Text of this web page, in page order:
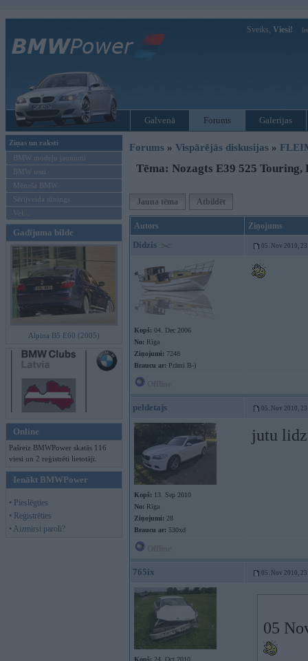
Sveiks, Viesi!
Galvenā Forums Galerijas
Ziņas un raksti
BMW modeļu jaunumi
BMW testi
Mēneša BMW
Sērijveida tūnings
Vel...
Gadījuma bilde
Alpina B5 E60 (2005)
Online
Pašreiz BMWPower skatās 116
viesi un 2 reģistrēti lietotāji.
Ienākt BMWPower
• Pieslēgties
• Reģistrēties
• Aizmirsi paroli?
Forums » Vispārējās diskusijas »
Tēma: Nozagts E39 525 Touring,
Jauna tēma Atbildēt
Autors Ziņojums
Didzis 05. Nov 2010,
Kopš: 04. Dec 2006
No: Rīga
Ziņojumi: 7248
Braucu ar: Prāmi B-)
peldetajs 05. Nov 2010,
Kopš: 13. Sep 2010
No: Rīga
Ziņojumi: 28
Braucu ar: 530xd
jutu
765ix 05. Nov 2010,
Kopš: 24. Oct 2010
05